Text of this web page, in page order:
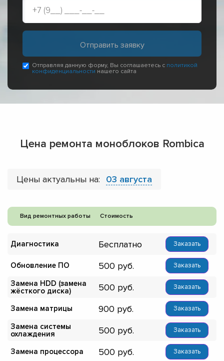
Отправляя данную форму, Вы соглашаетесь с политикой
конфиденциальности нашего сайта
Цена ремонта моноблоков Rombica
Цены актуальны на: 03 августа
Вид ремонтных работы Стоимость
Диагностика Бесплатно Заказать
Обновление ПО 500 Заказать
Замена HDD (замена
жёсткого диска)
500 Заказать
Замена матрицы 900 Заказать
Замена системы
охлаждения
500 Заказать
Замена процессора 500 Заказать